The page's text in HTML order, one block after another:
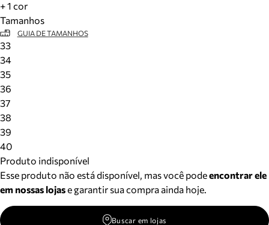
+ 1 cor
Tamanhos
GUIA DE TAMANHOS
33
34
35
36
37
38
39
40
Produto indisponível
Esse produto não está disponível, mas você podeencontrar ele
em nossas lojase garantir sua compra ainda hoje.
Buscar em lojas